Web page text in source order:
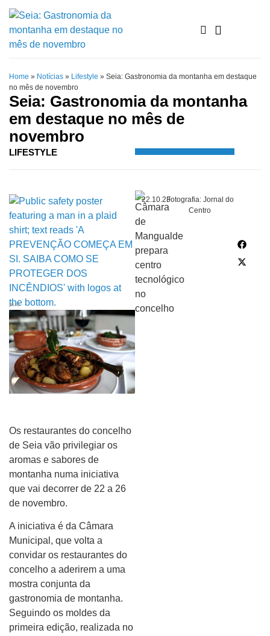
Home » Notícias » Lifestyle » Seia: Gastronomia da montanha em destaque
no mês de novembro
Seia: Gastronomia da montanha
em destaque no mês de
novembro
LIFESTYLE
22.10.23Fotografia: Jornal do
Centro
pub
Os restaurantes do concelho
de Seia vão privilegiar os
aromas e sabores de
montanha numa iniciativa
que vai decorrer de 22 a 26
de novembro.
A iniciativa é da Câmara
Municipal, que volta a
convidar os restaurantes do
concelho a aderirem a uma
mostra conjunta da
gastronomia de montanha.
Seguindo os moldes da
primeira edição, realizada no